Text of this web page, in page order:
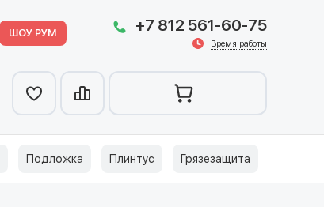
ШОУ РУМ +7 812 561-60-75
Время работы
Подложка Плинтус Грязезащита